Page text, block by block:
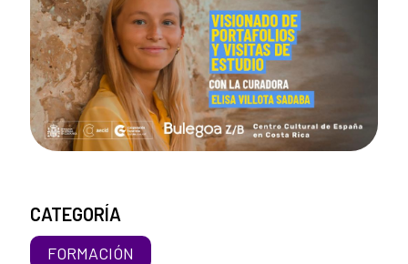
CATEGORÍA
FORMACIÓN